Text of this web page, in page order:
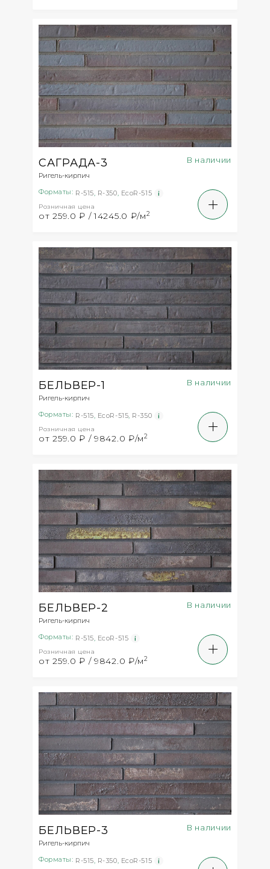
САГРАДА-3
Ригель-кирпич
В наличии
Форматы: R-515, R-350, EcoR-515
Розничная цена
от 259.0 ₽ / 14245.0 ₽/м2
БЕЛЬВЕР-1
Ригель-кирпич
В наличии
Форматы: R-515, EcoR-515, R-350
Розничная цена
от 259.0 ₽ / 9842.0 ₽/м2
БЕЛЬВЕР-2
Ригель-кирпич
В наличии
Форматы: R-515, EcoR-515
Розничная цена
от 259.0 ₽ / 9842.0 ₽/м2
БЕЛЬВЕР-3
Ригель-кирпич
В наличии
Форматы: R-515, R-350, EcoR-515